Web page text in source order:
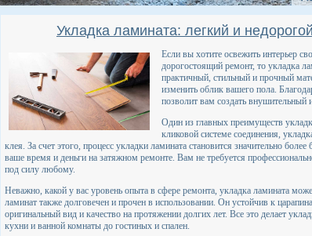
Укладка ламината: легкий и
Если вы хотите освежить интерьер
дорогостоящий ремонт, то укладка
практичный, стильный и прочный
изменить облик вашего пола.
позволит вам создать внушительный
Один из главных преимуществ
кликовой системе соединения,
клея. За счет этого, процесс укладки ламината становится значительно
ваше время и деньги на затяжном ремонте. Вам не требуется
под силу любому.
Неважно, какой у вас уровень опыта в сфере ремонта, укладка ламината
ламинат также долговечен и прочен в использовании. Он устойчив к
оригинальный вид и качество на протяжении долгих лет. Все это делает
кухни и ванной комнаты до гостиных и спален.